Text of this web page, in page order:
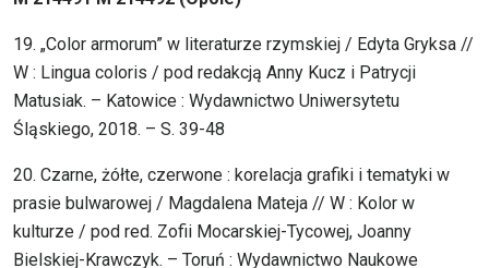
19. „Color armorum” w literaturze rzymskiej / Edyta Gryksa //
W : Lingua coloris / pod redakcją Anny Kucz i Patrycji
Matusiak. – Katowice : Wydawnictwo Uniwersytetu
Śląskiego, 2018. – S. 39-48
20. Czarne, żółte, czerwone : korelacja grafiki i tematyki w
prasie bulwarowej / Magdalena Mateja // W : Kolor w
kulturze / pod red. Zofii Mocarskiej-Tycowej, Joanny
Bielskiej-Krawczyk. – Toruń : Wydawnictwo Naukowe